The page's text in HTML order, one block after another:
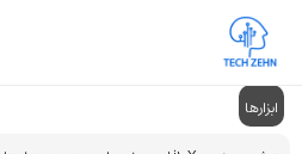
ابزارها